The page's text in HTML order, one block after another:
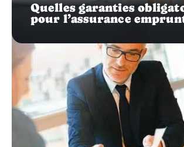
Quelles garanties
pour l’assurance